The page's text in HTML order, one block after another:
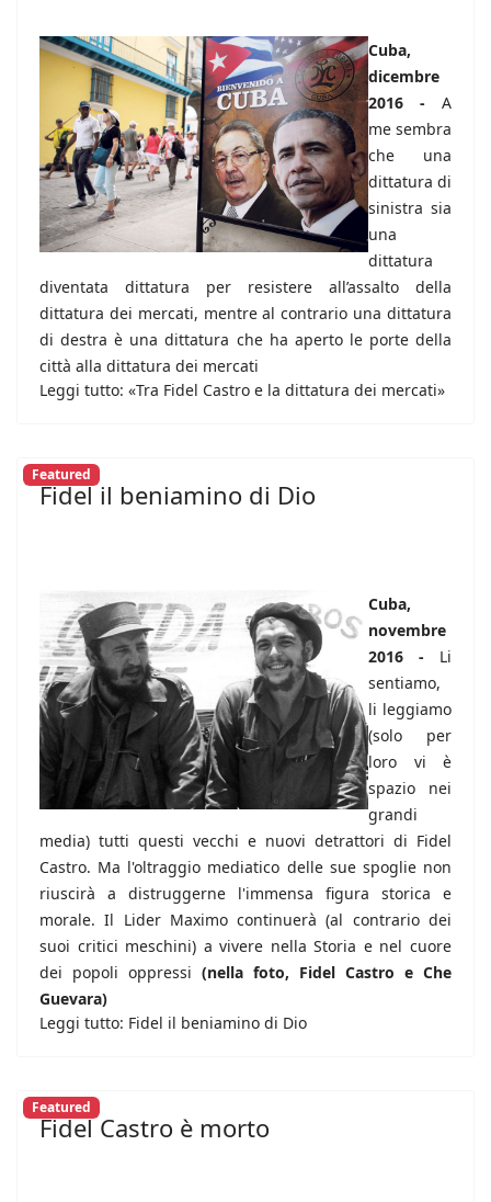
Cuba,
dicembre
2016 - A
me sembra
che una
dittatura di
sinistra sia
una
dittatura
diventata dittatura per resistere all’assalto della
dittatura dei mercati, mentre al contrario una dittatura
di destra è una dittatura che ha aperto le porte della
città alla dittatura dei mercati
Leggi tutto: «Tra Fidel Castro e la dittatura dei mercati»
Featured
Fidel il beniamino di Dio
Cuba,
novembre
2016 - Li
sentiamo,
li leggiamo
(solo per
loro vi è
spazio nei
grandi
media) tutti questi vecchi e nuovi detrattori di Fidel
Castro. Ma l'oltraggio mediatico delle sue spoglie non
riuscirà a distruggerne l'immensa figura storica e
morale. Il Lider Maximo continuerà (al contrario dei
suoi critici meschini) a vivere nella Storia e nel cuore
dei popoli oppressi (nella foto, Fidel Castro e Che
Guevara)
Leggi tutto: Fidel il beniamino di Dio
Featured
Fidel Castro è morto